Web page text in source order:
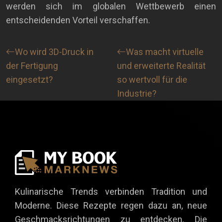
werden sich im globalen Wettbewerb einen
entscheidenden Vorteil verschaffen.
Wo wird 3D-Druck in
der Fertigung
eingesetzt?
Was macht virtuelle
und erweiterte Realität
so wertvoll für die
Industrie?
Kulinarische Trends verbinden Tradition und
Moderne. Diese Rezepte regen dazu an, neue
Geschmacksrichtungen zu entdecken. Die